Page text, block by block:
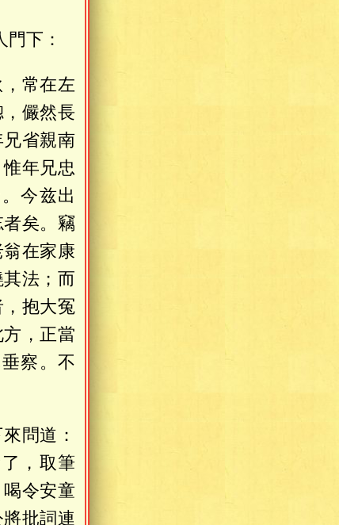
下：
常在左
儼然長
省親南
年兄忠
今兹出
矣。竊
在家康
法；而
抱大冤
，正當
察。不
問道：
，取筆
令安童
批詞連